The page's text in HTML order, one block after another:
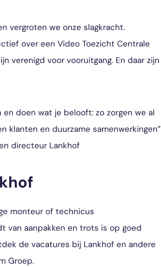
vergroten we onze slagkracht.
over een Video Toezicht Centrale
verenigd voor vooruitgang. En daar zijn
en doen wat je belooft: zo zorgen we al
klanten en duurzame samenwerkingen”
directeur Lankhof
monteur of technicus
van aanpakken en trots is op goed
de vacatures bij Lankhof en andere
Groep.